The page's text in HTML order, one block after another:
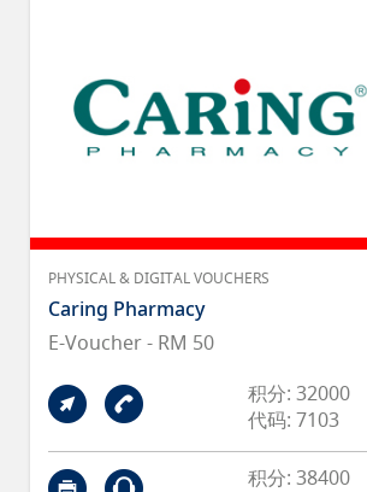
PHYSICAL & DIGITAL VOUCHERS
Caring Pharmacy
E-Voucher - RM 50
积分: 32000
代码: 7103
积分: 38400